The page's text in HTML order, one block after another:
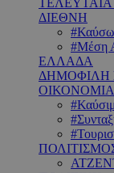
ΔΙΕΘΝΗ
#Μέση
ΕΛΛΑΔΑ
ΔΗΜΟΦΙΛΗ
ΟΙΚΟΝΟΜΙΑ